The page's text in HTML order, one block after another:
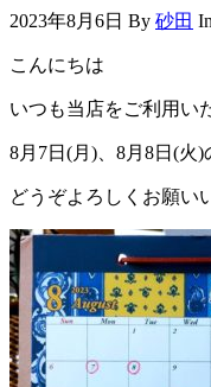
2023年8月6日 By 砂田 In
こんにちは
いつも当店をご利用い
8月7日(月)、8月8日(火
どうぞよろしくお願い